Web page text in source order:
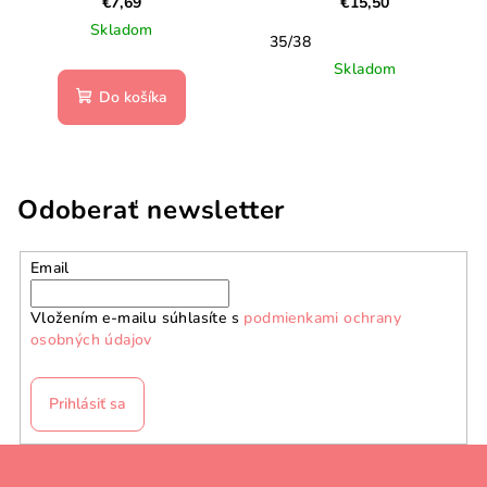
Skladom
Do košíka
35/38
Skladom
Odoberať newsletter
Email
Vložením e-mailu súhlasíte s podmienkami ochrany
osobných údajov
Prihlásiť sa